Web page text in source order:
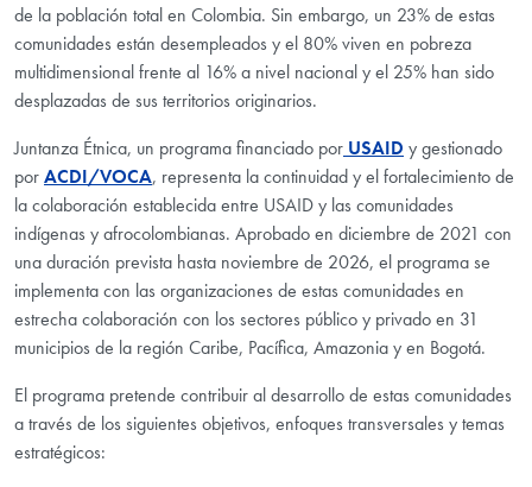
de la población total en Colombia. Sin embargo, un 23% de estas
comunidades están desempleados y el 80% viven en pobreza
multidimensional frente al 16% a nivel nacional y el 25% han sido
desplazadas de sus territorios originarios.
Juntanza Étnica, un programa financiado por USAID y gestionado
porACDI/VOCA, representa la continuidad y el fortalecimiento de
la colaboración establecida entre USAID y las comunidades
indígenas y afrocolombianas. Aprobado en diciembre de 2021 con
una duración prevista hasta noviembre de 2026, el programa se
implementa con las organizaciones de estas comunidades en
estrecha colaboración con los sectores público y privado en 31
municipios de la región Caribe, Pacífica, Amazonia y en Bogotá.
El programa pretende contribuir al desarrollo de estas comunidades
a través de los siguientes objetivos, enfoques transversales y temas
estratégicos: